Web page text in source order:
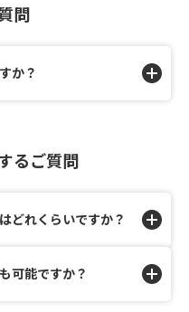
問
か？
るご質問
どれくらいですか？
可能ですか？